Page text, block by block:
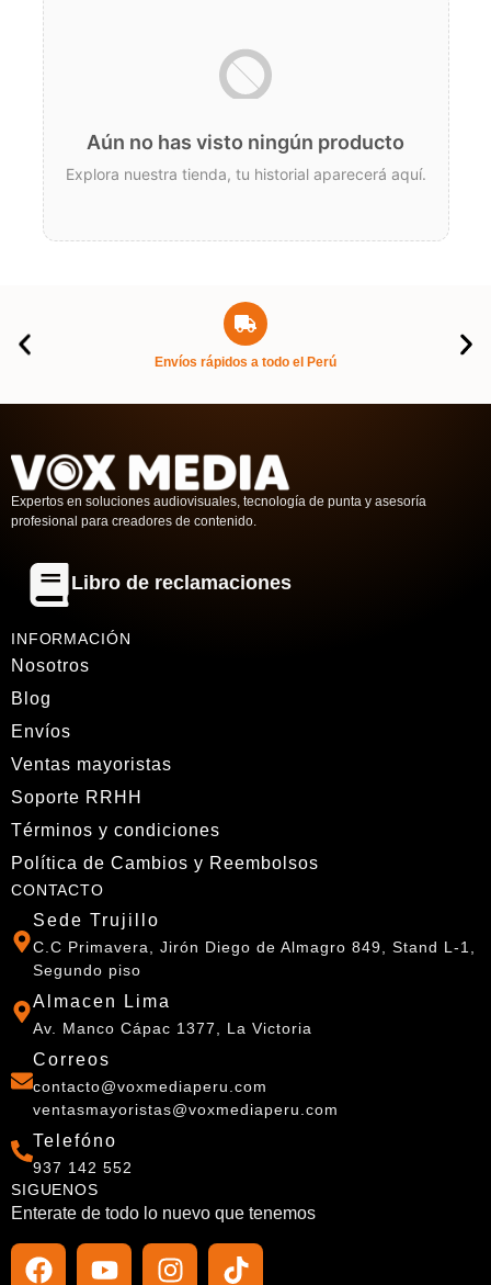
Aún no has visto ningún producto
Explora nuestra tienda, tu historial aparecerá aquí.
Envíos rápidos a todo el Perú
Expertos en soluciones audiovisuales, tecnología de punta y asesoría
profesional para creadores de contenido.
Libro de reclamaciones
INFORMACIÓN
Nosotros
Blog
Envíos
Ventas mayoristas
Soporte RRHH
Términos y condiciones
Política de Cambios y Reembolsos
CONTACTO
Sede Trujillo
C.C Primavera, Jirón Diego de Almagro 849, Stand L-1,
Segundo piso
Almacen Lima
Av. Manco Cápac 1377, La Victoria
Correos
contacto@voxmediaperu.com
ventasmayoristas@voxmediaperu.com
Telefóno
937 142 552
SIGUENOS
Enterate de todo lo nuevo que tenemos